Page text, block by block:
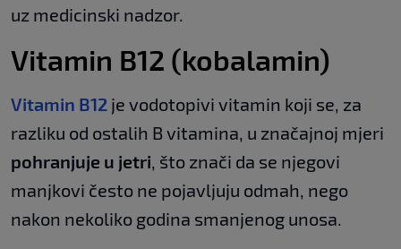
uz medicinski nadzor.
Vitamin B12 (kobalamin)
Vitamin B12 je vodotopivi vitamin koji se, za
razliku od ostalih B vitamina, u značajnoj mjeri
pohranjuje u jetri, što znači da se njegovi
manjkovi često ne pojavljuju odmah, nego
nakon nekoliko godina smanjenog unosa.